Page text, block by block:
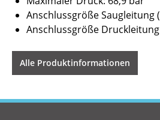
Anschlussgröße Saugleitung
Anschlussgröße Druckleitung
Alle Produktinformationen